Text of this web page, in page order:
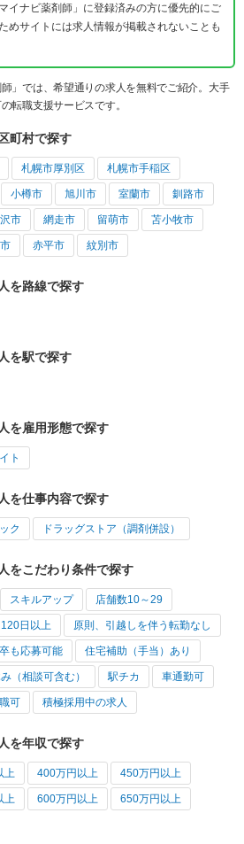
イナビ薬剤師」に登録済みの方に優先的にご
めサイトには求人情報が掲載されないことも
」では、希望通りの求人を無料でご紹介。大手
転職支援サービスです。
町村で探す
札幌市厚別区 札幌市手稲区
小樽市 旭川市 室蘭市 釧路市
市 網走市 留萌市 苫小牧市
赤平市 紋別市
を路線で探す
を駅で探す
を雇用形態で探す
ト
を仕事内容で探す
ク ドラッグストア（調剤併設）
をこだわり条件で探す
スキルアップ 店舗数10～29
日以上 原則、引越しを伴う転勤なし
も応募可能 住宅補助（手当）あり
（相談可含む） 駅チカ 車通勤可
可 積極採用中の求人
を年収で探す
上 400万円以上 450万円以上
上 600万円以上 650万円以上